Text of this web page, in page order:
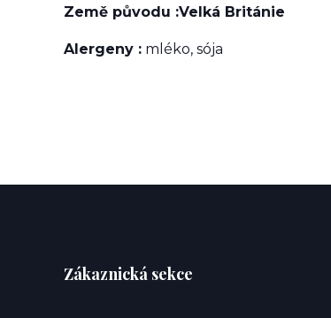
Země původu :Velká Británie
Alergeny : mléko, sója
Zákaznická sekce